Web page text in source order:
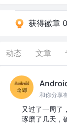
获得徽章 0
动态 文章
又过了一周了
琢磨了几天，